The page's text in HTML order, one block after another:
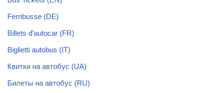
Fernbusse (DE)
Billets d'autocar (FR)
Biglietti autobus (IT)
Квитки на автобус (UA)
Билеты на автобус (RU)